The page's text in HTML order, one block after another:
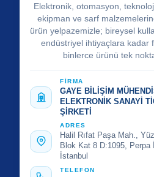
Elektronik, otomasyon,
ekipman ve sarf
ürün yelpazemizle; bireysel
endüstriyel ihtiyaçlara kadar
binlerce ürünü tek
FİRMA
GAYE BİLİŞİM
ELEKTRONİK SANAYİ
ŞİRKETİ
ADRES
Halil Rıfat Paşa Mah.,
Blok Kat 8 D:1095,
İstanbul
TELEFON